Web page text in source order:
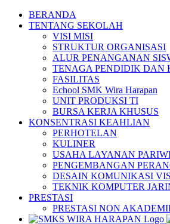
Skip
BERANDA
TENTANG SEKOLAH
VISI MISI
STRUKTUR ORGANISASI
ALUR PENANGANAN
TENAGA PENDIDIK DAN
FASILITAS
Echool SMK Wira Harapan
UNIT PRODUKSI TI
BURSA KERJA KHUSUS
KONSENTRASI KEAHLIAN
PERHOTELAN
KULINER
USAHA LAYANAN
PENGEMBANGAN
DESAIN KOMUNIKASI
TEKNIK KOMPUTER
PRESTASI
PRESTASI NON